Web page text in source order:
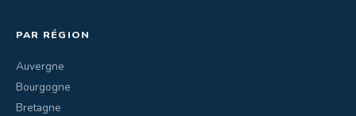
PAR RÉGION
Auvergne
Bourgogne
Bretagne